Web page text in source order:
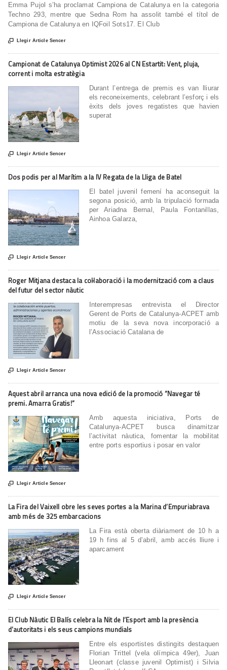
Emma Pujol s’ha proclamat Campiona de Catalunya en la categoria
Techno 293, mentre que Sedna Rom ha assolit també el títol de
Campiona de Catalunya en IQFoil Sots17. El Club
 Llegir Article Sencer
Campionat de Catalunya Optimist 2026 al CN Estartit: Vent, pluja,
corrent i molta estratègia
Durant l’entrega de premis es van lliurar
els reconeixements, celebrant l’esforç i els
èxits dels joves regatistes que havien
superat
 Llegir Article Sencer
Dos podis per al Marítim a la IV Regata de la Lliga de Batel
El batel juvenil femení ha aconseguit la
segona posició, amb la tripulació formada
per Ariadna Bernal, Paula Fontanillas,
Ainhoa Galarza,
 Llegir Article Sencer
Roger Mitjana destaca la col·laboració i la modernització com a claus
del futur del sector nàutic
Interempresas entrevista el Director
Gerent de Ports de Catalunya-ACPET amb
motiu de la seva nova incorporació a
l’Associació Catalana de
 Llegir Article Sencer
Aquest abril arranca una nova edició de la promoció “Navegar té
premi. Amarra Gratis!”
Amb aquesta iniciativa, Ports de
Catalunya-ACPET busca dinamitzar
l’activitat nàutica, fomentar la mobilitat
entre ports esportius i posar en valor
 Llegir Article Sencer
La Fira del Vaixell obre les seves portes a la Marina d’Empuriabrava
amb més de 325 embarcacions
La Fira està oberta diàriament de 10 h a
19 h fins al 5 d’abril, amb accés lliure i
aparcament
 Llegir Article Sencer
El Club Nàutic El Balís celebra la Nit de l’Esport amb la presència
d’autoritats i els seus campions mundials
Entre els esportistes distingits destaquen
Florian Trittel (vela olímpica 49er), Juan
Lleonart (classe juvenil Optimist) i Silvia